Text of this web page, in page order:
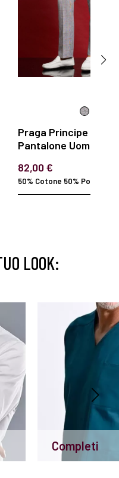
Praga Principe di
Pantalone Uomo
82,00 €
50% Cotone 50% Polyester
LOOK:
Completi